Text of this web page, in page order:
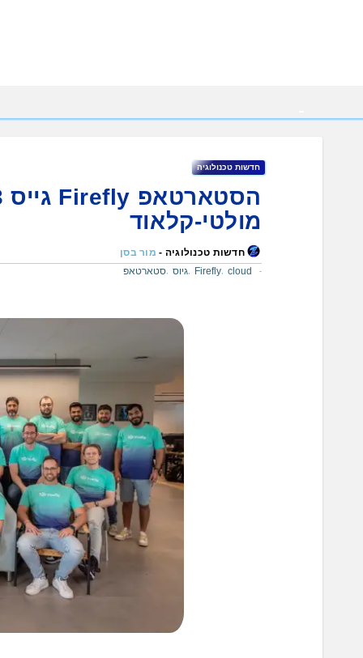
חדשות טכנולוגיה
מולטי-קלאוד
חדשות טכנולוגיה - מור בסן
cloud
,
Firefly
,גיוס ,סטארטאפ